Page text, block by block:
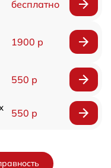
бесплатно
1900 р
550 р
550 р